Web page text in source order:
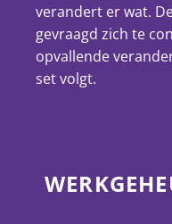
verandert er wat.
gevraagd zich te
opvallende
set volgt.